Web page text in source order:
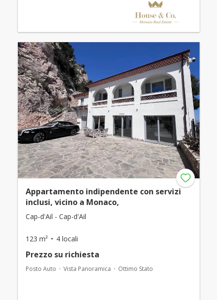
Appartamento indipendente con servizi
inclusi, vicino a Monaco,
Cap-d'Ail - Cap-d'Ail
123 m² 4 locali
Prezzo su richiesta
Posto Auto Vista Panoramica Ottimo Stato